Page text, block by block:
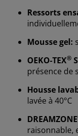
Ressorts
Mousse gel:
OEKO-TEX®
présence de
Housse
lavée à 40°C
DREAMZONE
raisonnable,